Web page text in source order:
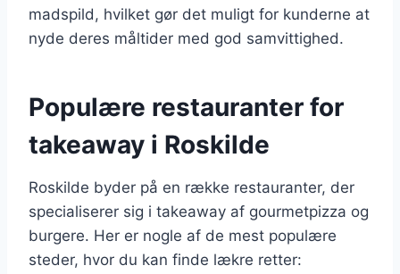
madspild, hvilket gør det muligt for kunderne at
nyde deres måltider med god samvittighed.
Populære restauranter for
takeaway i Roskilde
Roskilde byder på en række restauranter, der
specialiserer sig i takeaway af gourmetpizza og
burgere. Her er nogle af de mest populære
steder, hvor du kan finde lækre retter: